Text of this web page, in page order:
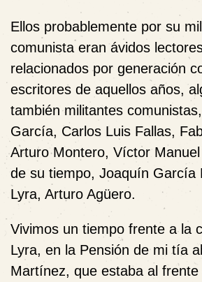
Ellos probablemente por su
comunista eran ávidos
relacionados por generación
escritores de aquellos años,
también militantes
García, Carlos Luis Fallas,
Arturo Montero, Víctor
de su tiempo, Joaquín García
Lyra, Arturo Agüero.
Vivimos un tiempo frente a la
Lyra, en la Pensión de mi tía
Martínez, que estaba al